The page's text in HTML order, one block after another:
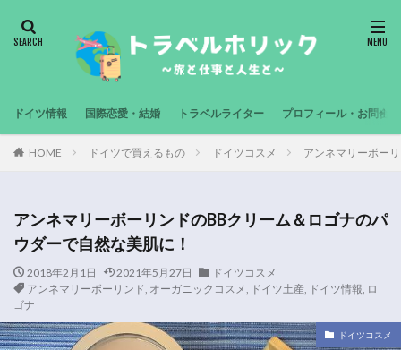
ドイツ情報 国際恋愛・結婚 トラベルライター プロフィール・お問合せ
HOME ドイツで買えるもの ドイツコスメ アンネマリーボー
アンネマリーボーリンドのBBクリーム＆ロゴナのパ
ウダーで自然な美肌に！
2018年2月1日 2021年5月27日
ドイツコスメ
アンネマリーボーリンド, オーガニックコスメ, ドイツ土産, ドイツ情報, ロ
ゴナ
ドイツコスメ